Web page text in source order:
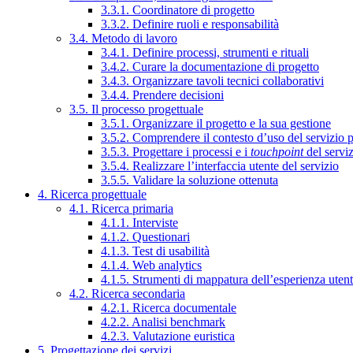
3.3.1. Coordinatore di progetto
3.3.2. Definire ruoli e responsabilità
3.4. Metodo di lavoro
3.4.1. Definire processi, strumenti e rituali
3.4.2. Curare la documentazione di progetto
3.4.3. Organizzare tavoli tecnici collaborativi
3.4.4. Prendere decisioni
3.5. Il processo progettuale
3.5.1. Organizzare il progetto e la sua gestione
3.5.2. Comprendere il contesto d’uso del servizio
3.5.3. Progettare i processi e i touchpointdel
3.5.4. Realizzare l’interfaccia utente del servizio
3.5.5. Validare la soluzione ottenuta
4. Ricerca progettuale
4.1. Ricerca primaria
4.1.1. Interviste
4.1.2. Questionari
4.1.3. Test di usabilità
4.1.4. Web analytics
4.1.5. Strumenti di mappatura dell’esperienza
4.2. Ricerca secondaria
4.2.1. Ricerca documentale
4.2.2. Analisi benchmark
4.2.3. Valutazione euristica
5. Progettazione dei servizi